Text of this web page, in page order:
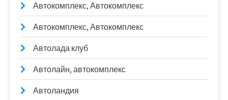
Автокомплекс, Автокомплекс
Автокомплекс, Автокомплекс
Автолада клуб
Автолайн, автокомплекс
Автоландия